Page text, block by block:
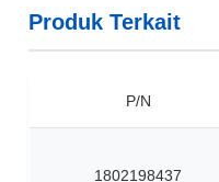
Produk Terkait
P/N
1802198437